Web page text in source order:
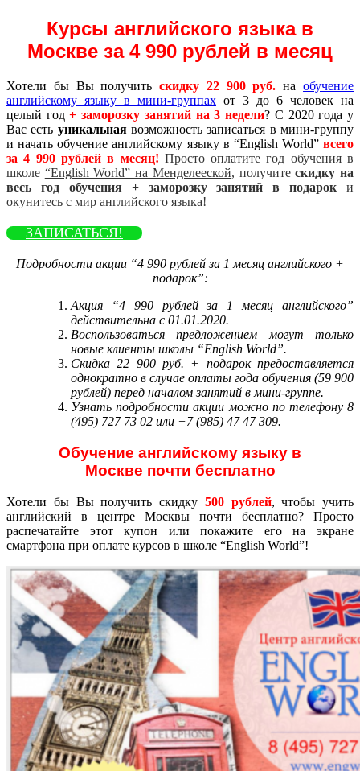
Курсы английского языка в
Москве за 4 990 рублей в месяц
Хотели бы Вы получитьскидку 22 900 руб. наобучение
английскому языку в мини-группах от 3 до 6 человек на
целый год+ заморозку занятий на 3 недели? С 2020 года у
Вас есть уникальнаявозможность записаться в мини-группу
и начать обучение английскому языку в “English World” всего
за 4 990 рублей в месяц! Просто оплатите год обучения в
школе “English World” на Менделееской, получитескидку на
весь год обучения + заморозкузанятий в подарок и
окунитесь с мир английского языка!
ЗАПИСАТЬСЯ!
Подробности акции “4 990 рублей за 1 месяц английского +
подарок”:
Акция “4 990 рублей за 1 месяц английского”
действительна с 01.01.2020.
Воспользоваться предложением могут только
новые клиенты школы “English World”.
Скидка 22 900 руб. + подарок предоставляется
однократно в случае оплаты года обучения (59 900
рублей) перед началом занятий в мини-группе.
Узнать подробности акции можно по телефону 8
(495) 727 73 02 или +7 (985) 47 47 309.
Обучение английскому языку в
Москве почти бесплатно
Хотели бы Вы получить скидку 500 рублей, чтобы учить
английский в центре Москвы почти бесплатно? Просто
распечатайте этот купон или покажите его на экране
смартфона при оплате курсов в школе “English World”!